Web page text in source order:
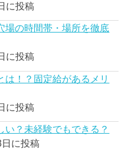
に投稿
場の時間帯・場所を徹底
に投稿
は！？固定給があるメリ
に投稿
い？未経験でもできる？
に投稿